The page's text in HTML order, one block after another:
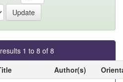
1 to 8 of 8
Author(s)